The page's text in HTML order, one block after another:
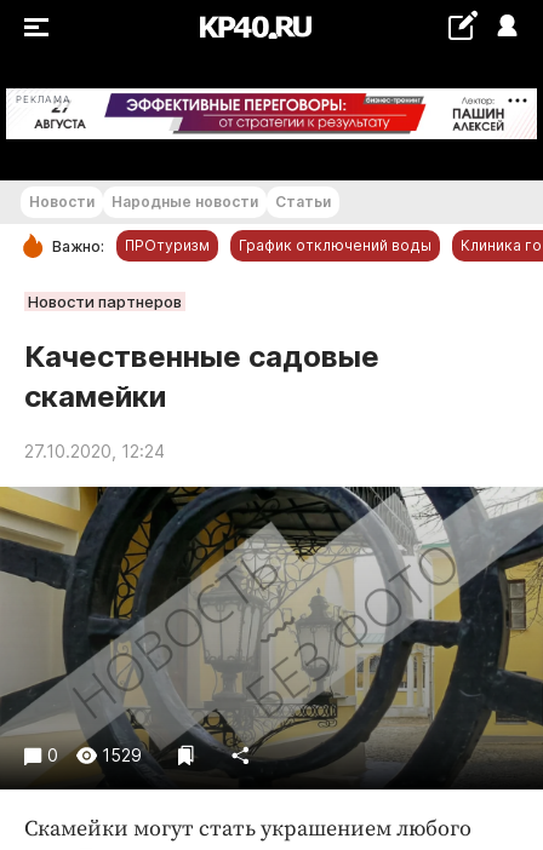
РЕКЛАМА +24...+25 °С
РУБРИКИ
Статьи
Народные новости
Авто и транспорт
Благоустройство
Криминал
Культура
Недвижимость и ЖКХ
Образование
Общество
Погода
Праздники
Новости Народные новости Статьи
Важно: ПРОтуризм График отключений воды Клиника
Новости партнеров
Качественные садовые
скамейки
27.10.2020, 12:24
0 1529
Скамейки могут стать украшением любого